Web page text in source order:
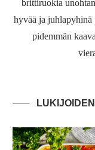
brittiruokia
hyvää ja juhlapyhinä
pidemmän